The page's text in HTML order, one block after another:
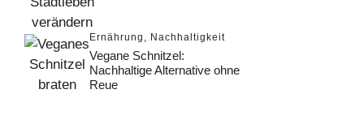
Ernährung , Nachhaltigkeit
Vegane Schnitzel:
Nachhaltige Alternative ohne
Reue